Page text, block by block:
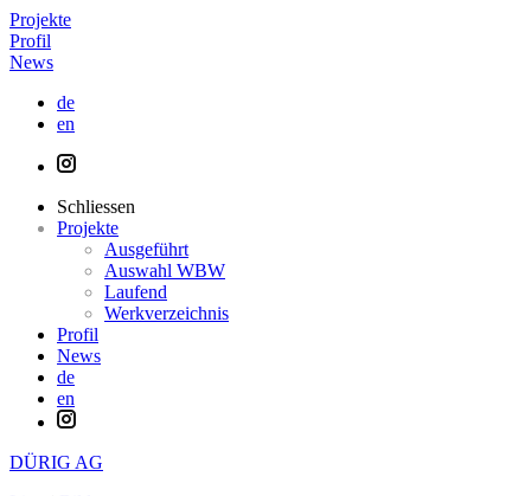
Projekte
Profil
News
de
en
Schliessen
Projekte
Ausgeführt
Auswahl WBW
Laufend
Werkverzeichnis
Profil
News
de
en
DÜRIG AG